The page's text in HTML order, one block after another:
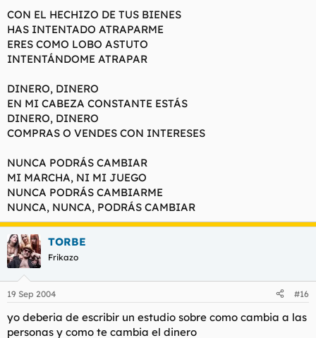
CON EL HECHIZO DE TUS BIENES
HAS INTENTADO ATRAPARME
ERES COMO LOBO ASTUTO
INTENTÁNDOME ATRAPAR
DINERO, DINERO
EN MI CABEZA CONSTANTE ESTÁS
DINERO, DINERO
COMPRAS O VENDES CON INTERESES
NUNCA PODRÁS CAMBIAR
MI MARCHA, NI MI JUEGO
NUNCA PODRÁS CAMBIARME
NUNCA, NUNCA, PODRÁS CAMBIAR
TORBE
Frikazo
19 Sep 2004 #16
yo deberia de escribir un estudio sobre como cambia a las
personas y como te cambia el dinero